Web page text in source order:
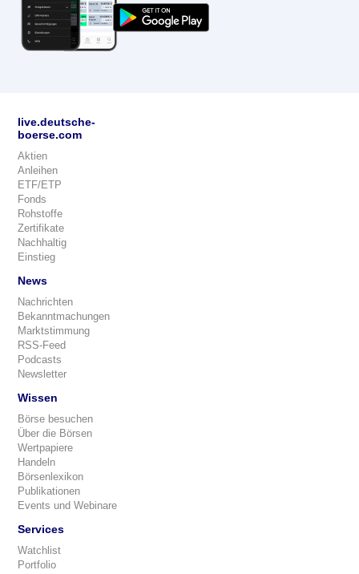
live.deutsche-
boerse.com
Aktien
Anleihen
ETF/ETP
Fonds
Rohstoffe
Zertifikate
Nachhaltig
Einstieg
News
Nachrichten
Bekanntmachungen
Marktstimmung
RSS-Feed
Podcasts
Newsletter
Wissen
Börse besuchen
Über die Börsen
Wertpapiere
Handeln
Börsenlexikon
Publikationen
Events und Webinare
Services
Watchlist
Portfolio